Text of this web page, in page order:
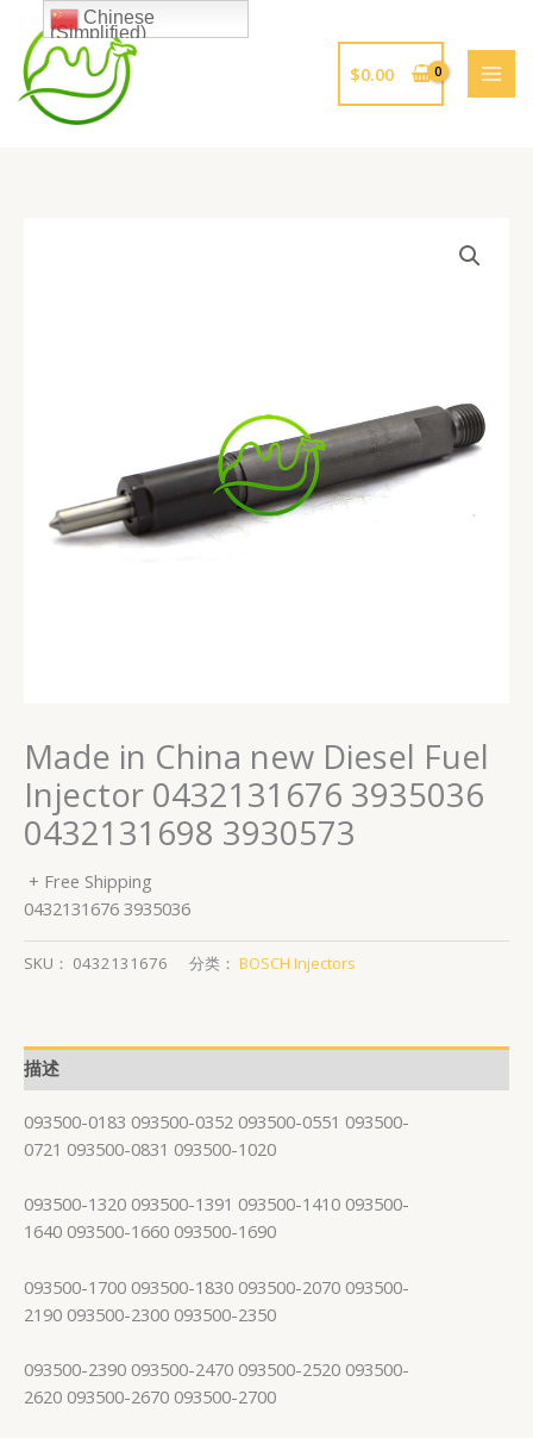
$0.00
Made in China new Diesel Fuel
Injector 0432131676 3935036
0432131698 3930573
+ Free Shipping
0432131676 3935036
SKU： 0432131676 分类： BOSCH Injectors
描述
093500-0183 093500-0352 093500-0551 093500-
0721 093500-0831 093500-1020
093500-1320 093500-1391 093500-1410 093500-
1640 093500-1660 093500-1690
093500-1700 093500-1830 093500-2070 093500-
2190 093500-2300 093500-2350
093500-2390 093500-2470 093500-2520 093500-
2620 093500-2670 093500-2700
Chinese
(Simplified)